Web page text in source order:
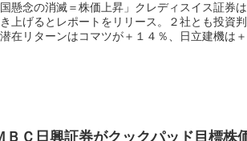
国懸念の消滅＝株価上昇」クレディスイス証券
上げるとレポートをリリース。２社とも投資
在リターンはコマツが＋１４％、日立建機は＋
ＢＣ日興証券がクックパッド目標株